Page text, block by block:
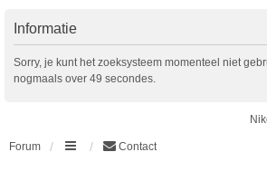
Informatie
Sorry, je kunt het zoeksysteem momenteel niet
nogmaals over 49 secondes.
Forum Contact